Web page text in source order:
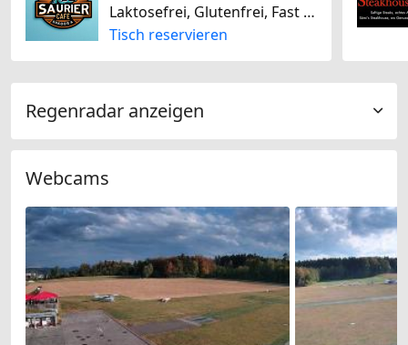
Laktosefrei, Glutenfrei, Fast Food, Europäisch, Deutsch, Italienisch, Österreichisch, Schweizerisch
Tisch reservieren
Regenradar anzeigen
Webcams